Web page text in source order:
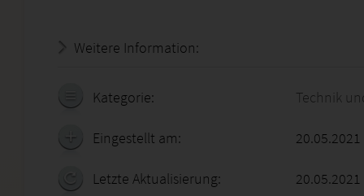
Weitere Information:
Kategorie: Technik
Eingestellt am:
Letzte Aktualisierung: 20.05.2021